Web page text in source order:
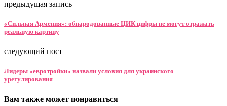
предыдущая запись
«Сильная Армения»: обнародованные ЦИК цифры не могут отражать
реальную картину
следующий пост
Лидеры «евротройки» назвали условия для украинского
урегулирования
Вам также может понравиться